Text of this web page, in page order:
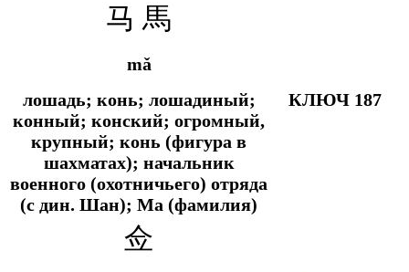
马 馬
mǎ
лошадь; конь; лошадиный;
конный; конский; огромный,
крупный; конь (фигура в
шахматах); начальник
военного (охотничьего) отряда
(с дин. Шан); Ма (фамилия)
КЛЮЧ 187
佥